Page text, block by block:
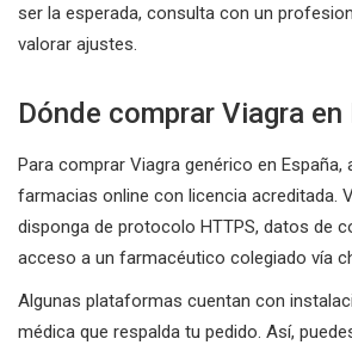
ser la esperada, consulta con un
valorar ajustes.
Dónde comprar Viagra en
Para comprar Viagra genérico en España,
farmacias online con licencia acreditada.
disponga de protocolo HTTPS, datos de
acceso a un farmacéutico colegiado vía
Algunas plataformas cuentan con
médica que respalda tu pedido. Así,